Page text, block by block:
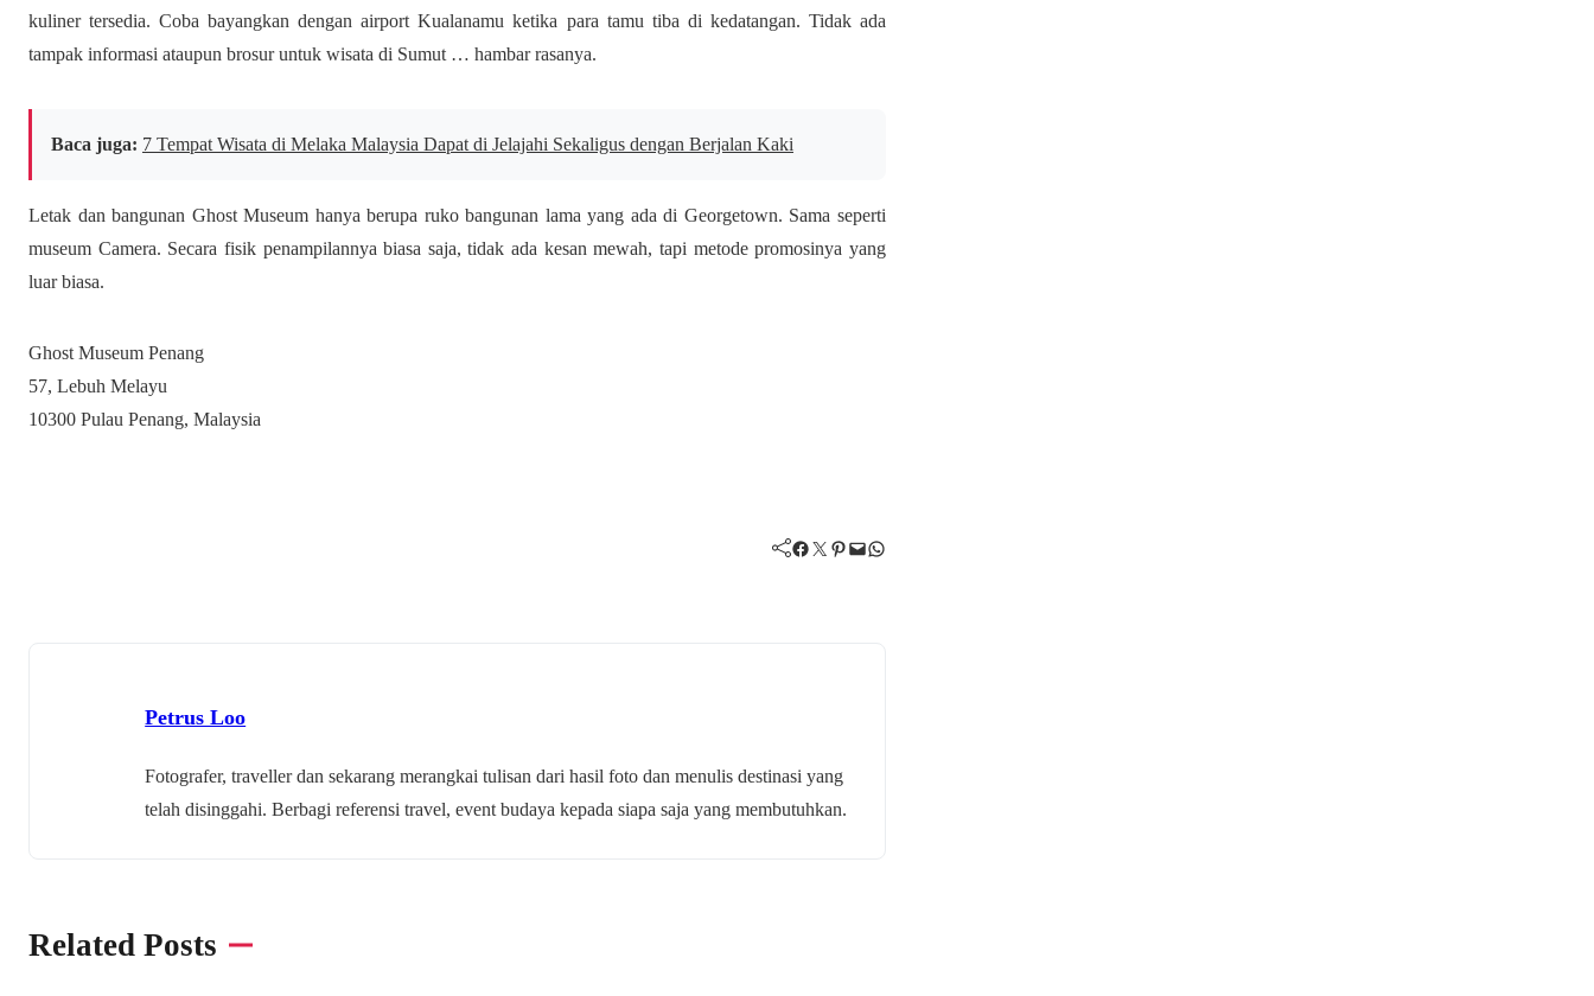
kuliner tersedia. Coba bayangkan dengan airport Kualanamu ketika para tamu tiba di kedatangan. Tidak ada
tampak informasi ataupun brosur untuk wisata di Sumut … hambar rasanya.
Baca juga: 7 Tempat Wisata di Melaka Malaysia Dapat di Jelajahi Sekaligus dengan Berjalan Kaki
Letak dan bangunan Ghost Museum hanya berupa ruko bangunan lama yang ada di Georgetown. Sama seperti
museum Camera. Secara fisik penampilannya biasa saja, tidak ada kesan mewah, tapi metode promosinya yang
luar biasa.
Ghost Museum Penang
57, Lebuh Melayu
10300 Pulau Penang, Malaysia
Facebook Twitter Pinterest Mail WhatsApp
Petrus Loo
Fotografer, traveller dan sekarang merangkai tulisan dari hasil foto dan menulis destinasi yang
telah disinggahi. Berbagi referensi travel, event budaya kepada siapa saja yang membutuhkan.
Related Posts